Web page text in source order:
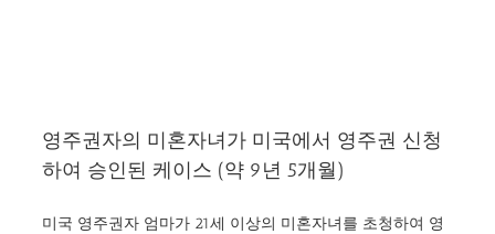
영주권자의 미혼자녀가 미국에서 영주권 신청
하여 승인된 케이스 (약 9년 5개월)
미국 영주권자 엄마가 21세 이상의 미혼자녀를 초청하여 영